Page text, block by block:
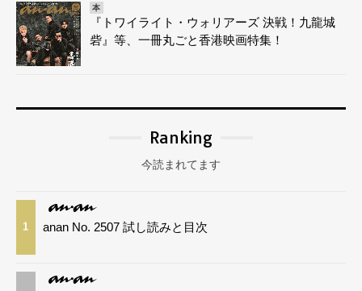
本
『トワイライト・ウォリアーズ 決戦！九龍城
砦』等、一冊丸ごと香港映画特集！
Ranking
今読まれてます
1 anan No. 2507 試し読みと目次